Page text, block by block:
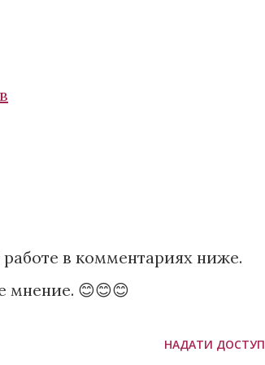
в комментариях ниже.
мнение. 😊😊😊
НАДАТИ ДОСТУП